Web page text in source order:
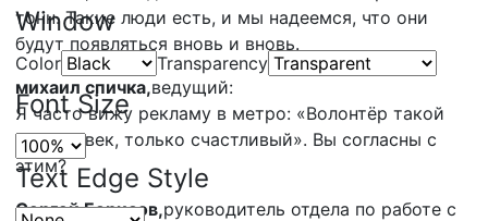
Window
Color Transparency
Font Size
Text Edge Style
тонн. Такие люди есть, и мы надеемся, что они
будут появляться вновь и вновь.
михаил спичка,ведущий:
Я часто вижу рекламу в метро: «Волонтёр такой
же человек, только счастливый». Вы согласны с
этим?
Сергей Борисов,руководитель отдела по работе с